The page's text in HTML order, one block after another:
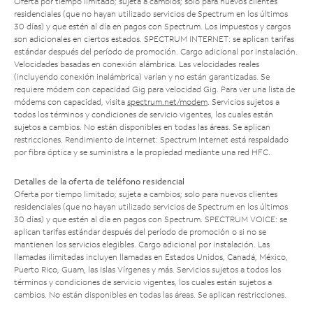
residenciales (que no hayan utilizado servicios de Spectrum en los últimos
30 días) y que estén al día en pagos con Spectrum. Los impuestos y cargos
son adicionales en ciertos estados. SPECTRUM INTERNET: se aplican tarifas
estándar después del período de promoción. Cargo adicional por instalación.
Velocidades basadas en conexión alámbrica. Las velocidades reales
(incluyendo conexión inalámbrica) varían y no están garantizadas. Se
requiere módem con capacidad Gig para velocidad Gig. Para ver una lista de
módems con capacidad, visita spectrum.net/modem. Servicios sujetos a
todos los términos y condiciones de servicio vigentes, los cuales están
sujetos a cambios. No están disponibles en todas las áreas. Se aplican
restricciones. Rendimiento de Internet: Spectrum Internet está respaldado
por fibra óptica y se suministra a la propiedad mediante una red HFC.
Detalles de la oferta de teléfono residencial
Oferta por tiempo limitado; sujeta a cambios; solo para nuevos clientes
residenciales (que no hayan utilizado servicios de Spectrum en los últimos
30 días) y que estén al día en pagos con Spectrum. SPECTRUM VOICE: se
aplican tarifas estándar después del período de promoción o si no se
mantienen los servicios elegibles. Cargo adicional por instalación. Las
llamadas ilimitadas incluyen llamadas en Estados Unidos, Canadá, México,
Puerto Rico, Guam, las Islas Vírgenes y más. Servicios sujetos a todos los
términos y condiciones de servicio vigentes, los cuales están sujetos a
cambios. No están disponibles en todas las áreas. Se aplican restricciones.